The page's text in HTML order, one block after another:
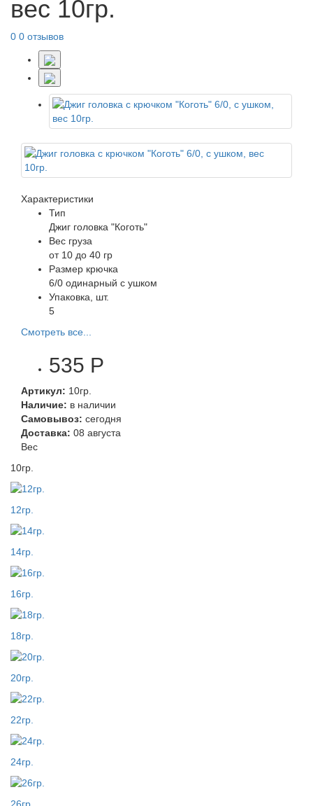
вес 10гр.
0 0 отзывов
Характеристики
Тип
Джиг головка "Коготь"
Вес груза
от 10 до 40 гр
Размер крючка
6/0 одинарный с ушком
Упаковка, шт.
5
Смотреть все...
535 Р
Артикул: 10гр.
Наличие: в наличии
Самовывоз: сегодня
Доставка: 08 августа
Вес
10гр.
12гр.
14гр.
16гр.
18гр.
20гр.
22гр.
24гр.